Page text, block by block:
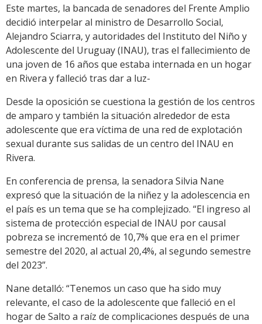
Link
Este martes, la bancada de senadores del Frente Amplio
decidió interpelar al ministro de Desarrollo Social,
Alejandro Sciarra, y autoridades del Instituto del Niño y
Adolescente del Uruguay (INAU), tras el fallecimiento de
una joven de 16 años que estaba internada en un hogar
en Rivera y falleció tras dar a luz-
Desde la oposición se cuestiona la gestión de los centros
de amparo y también la situación alrededor de esta
adolescente que era víctima de una red de explotación
sexual durante sus salidas de un centro del INAU en
Rivera.
En conferencia de prensa, la senadora Silvia Nane
expresó que la situación de la niñez y la adolescencia en
el país es un tema que se ha complejizado. “El ingreso al
sistema de protección especial de INAU por causal
pobreza se incrementó de 10,7% que era en el primer
semestre del 2020, al actual 20,4%, al segundo semestre
del 2023”.
Nane detalló: “Tenemos un caso que ha sido muy
relevante, el caso de la adolescente que falleció en el
hogar de Salto a raíz de complicaciones después de una